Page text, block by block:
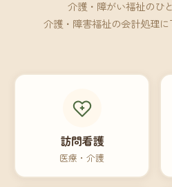
介護・障がい福祉のひ
介護・障害福祉の会計処理に
訪問看護
医療・介護